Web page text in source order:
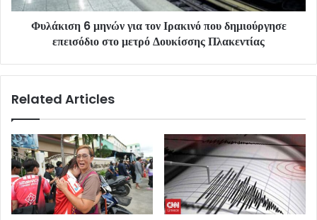
Φυλάκιση 6 μηνών για τον Ιρακινό που δημιούργησε
επεισόδιο στο μετρό Δουκίσσης Πλακεντίας
Related Articles